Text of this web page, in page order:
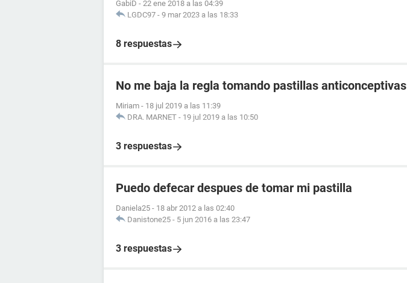
GabiD - 22 ene 2018 a las 04:39
LGDC97 - 9 mar 2023 a las 18:33
8 respuestas
No me baja la regla tomando pastillas anticonceptivas
Miriam - 18 jul 2019 a las 11:39
DRA. MARNET - 19 jul 2019 a las 10:50
3 respuestas
Puedo defecar despues de tomar mi pastilla
Daniela25 - 18 abr 2012 a las 02:40
Danistone25 - 5 jun 2016 a las 23:47
3 respuestas